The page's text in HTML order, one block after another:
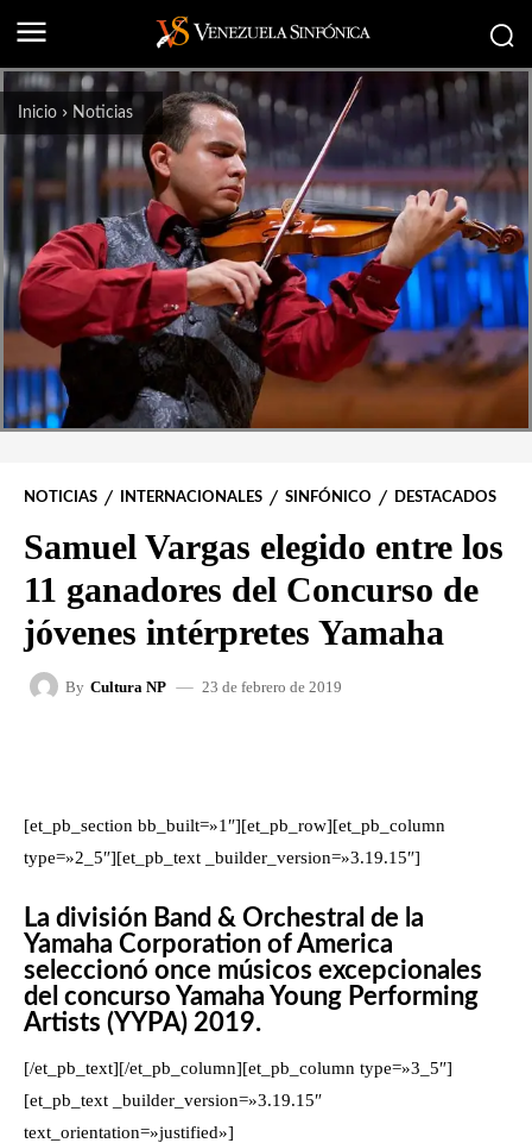
Inicio Noticias
NOTICIAS INTERNACIONALES SINFÓNICO DESTACADOS
Samuel Vargas elegido entre los
11 ganadores del Concurso de
jóvenes intérpretes Yamaha
By Cultura NP 23 de febrero de 2019
[et_pb_section bb_built=»1″][et_pb_row][et_pb_column
type=»2_5″][et_pb_text _builder_version=»3.19.15″]
La división Band & Orchestral de la
Yamaha Corporation of America
seleccionó once músicos excepcionales
del concurso Yamaha Young Performing
Artists (YYPA) 2019.
[/et_pb_text][/et_pb_column][et_pb_column type=»3_5″]
[et_pb_text _builder_version=»3.19.15″
text_orientation=»justified»]